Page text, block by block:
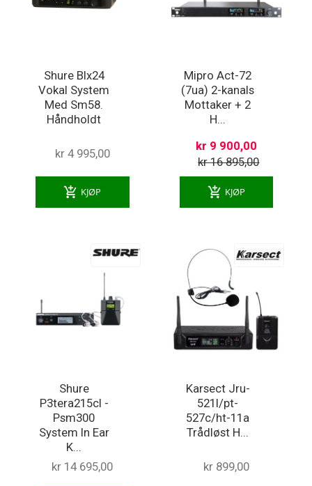
Shure Blx24
Vokal System
Med Sm58.
Håndholdt
kr 4 995,00
add_shopping_cart KJØP
Mipro Act-72
(7ua) 2-kanals
Mottaker + 2
H...
kr 9 900,00
kr 16 895,00
add_shopping_cart KJØP
Shure
P3tera215cl -
Psm300
System In Ear
K...
kr 14 695,00
Karsect Jru-
521l/pt-
527c/ht-11a
Trådløst H...
kr 899,00